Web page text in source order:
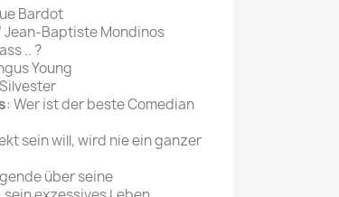
Mein schöner
selber machen
Selbst ist der
Mann
Bardot
Jean-Baptiste Mondinos
.. ?
Young
: Wer ist der beste Comedian
sein will, wird nie ein ganzer
über seine